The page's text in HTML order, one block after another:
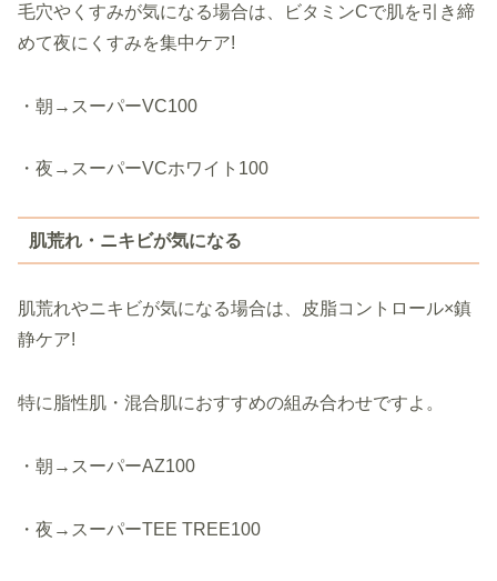
毛穴やくすみが気になる場合は、ビタミンCで肌を引き締
めて夜にくすみを集中ケア!
・朝→スーパーVC100
・夜→スーパーVCホワイト100
肌荒れ・ニキビが気になる
肌荒れやニキビが気になる場合は、皮脂コントロール×鎮
静ケア!
特に脂性肌・混合肌におすすめの組み合わせですよ。
・朝→スーパーAZ100
・夜→スーパーTEE TREE100